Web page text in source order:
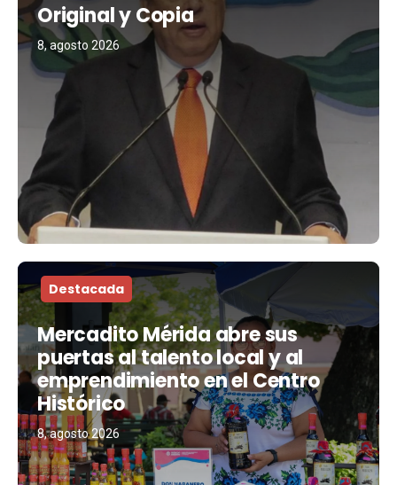
Original y Copia
8, agosto 2026
Destacada
Mercadito Mérida abre sus
puertas al talento local y al
emprendimiento en el Centro
Histórico
8, agosto 2026